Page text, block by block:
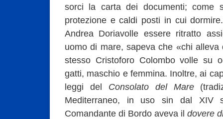
sorci la carta dei documenti; come
protezione e caldi posti in cui
Andrea Doriavolle essere ritratto
uomo di mare, sapeva che «chi
stesso Cristoforo Colombo volle su
gatti, maschio e femmina. Inoltre, ai
leggi del Consolato del Mare
Mediterraneo, in uso sin dal XIV
Comandante di Bordo aveva il dovere